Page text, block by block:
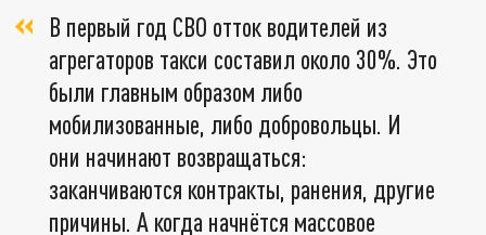
В первый год СВО отток водителей из
агрегаторов такси составил около 30%. Это
были главным образом либо
мобилизованные, либо добровольцы. И
они начинают возвращаться:
заканчиваются контракты, ранения, другие
причины. А когда начнётся массовое